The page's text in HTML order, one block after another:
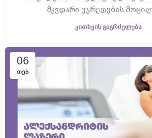
მკვდარი უჯრედების
ᲙᲘᲗᲮᲕᲘᲡ ᲒᲐᲒᲠᲫᲔᲚᲔᲑᲐ
06
ᲗᲔᲑ